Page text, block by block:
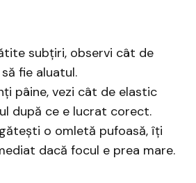
subțiri, observi cât de
fie aluatul.
pâine, vezi cât de elastic
după ce e lucrat corect.
o omletă pufoasă, îți
dacă focul e prea mare.